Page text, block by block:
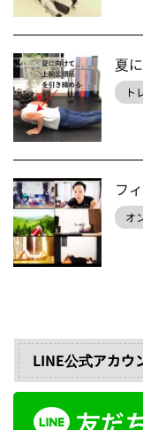
夏
ト
フ
オ
LINE公式アカウ